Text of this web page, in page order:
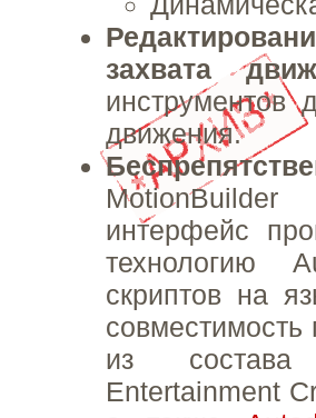
захвата
инструментов
движения.
интерфейс
технологию
скриптов на
совместимость
из состава
Entertainment